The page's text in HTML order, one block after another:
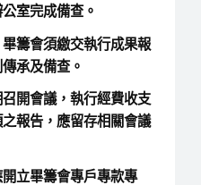
室完成備查。
籌會須繳交執行成果報
承及備查。
開會議，執行經費收支
報告，應留存相關會議
立畢籌會專戶專款專